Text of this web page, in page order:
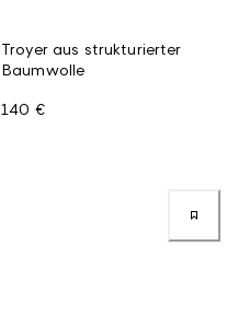
Troyer aus strukturierter
Baumwolle
140 €